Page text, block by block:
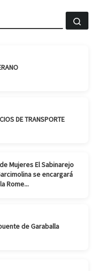
DE TRANSPORTE
Mujeres El Sabinarejo
se encargará
Rome...
de Garaballa